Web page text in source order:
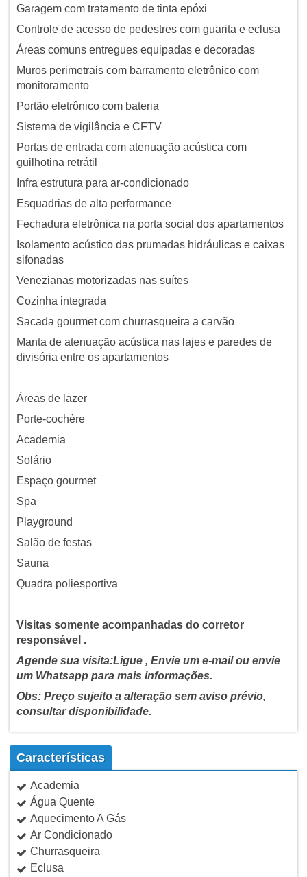
Garagem com tratamento de tinta epóxi
Controle de acesso de pedestres com guarita e eclusa
Áreas comuns entregues equipadas e decoradas
Muros perimetrais com barramento eletrônico com
monitoramento
Portão eletrônico com bateria
Sistema de vigilância e CFTV
Portas de entrada com atenuação acústica com
guilhotina retrátil
Infra estrutura para ar-condicionado
Esquadrias de alta performance
Fechadura eletrônica na porta social dos apartamentos
Isolamento acústico das prumadas hidráulicas e caixas
sifonadas
Venezianas motorizadas nas suítes
Cozinha integrada
Sacada gourmet com churrasqueira a carvão
Manta de atenuação acústica nas lajes e paredes de
divisória entre os apartamentos
Áreas de lazer
Porte-cochère
Academia
Solário
Espaço gourmet
Spa
Playground
Salão de festas
Sauna
Quadra poliesportiva
Visitas somente acompanhadas do corretor
responsável .
Agende sua visita:Ligue , Envie um e-mail ou envie
um Whatsapp para mais informações.
Obs: Preço sujeito a alteração sem aviso prévio,
consultar disponibilidade.
Características
Academia
Água Quente
Aquecimento A Gás
Ar Condicionado
Churrasqueira
Eclusa